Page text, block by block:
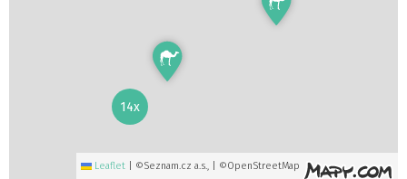
14x
Leaflet ©Seznam.cz a.s., | ©OpenStreetMap